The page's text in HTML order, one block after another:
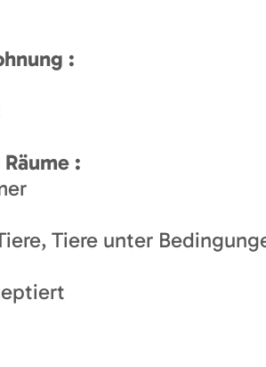
:
:
Tiere unter